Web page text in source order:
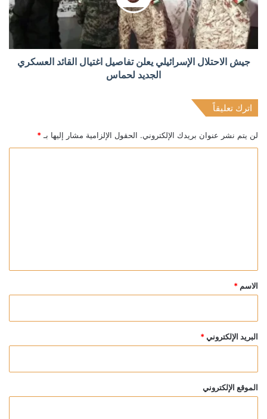
جيش الاحتلال الإسرائيلي يعلن تفاصيل اغتيال القائد العسكري
الجديد لحماس
اترك تعليقاً
لن يتم نشر عنوان بريدك الإلكتروني. الحقول الإلزامية مشار إليها بـ *
*
الاسم *
البريد الإلكتروني *
الموقع الإلكتروني